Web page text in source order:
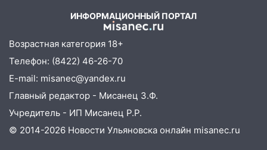
Снят режим «Ракетная
опасность» на территории Ульяновской
области
11:30 Кабмин РФ разрешил до 1 июля
2027 года импорт, выпуск и обращение
11:12 Соцсети: на Рябикова автомобиль
врезался в забор
ИНФОРМАЦИОННЫЙ ПОРТАЛ
Возрастная категория 18+
Телефон: (8422) 46-26-70
E-mail: misanec@yandex.ru
Главный редактор - Мисанец З.Ф.
Учредитель - ИП Мисанец Р.Р.
© 2014-2026 Новости Ульяновска онлайн misanec.ru